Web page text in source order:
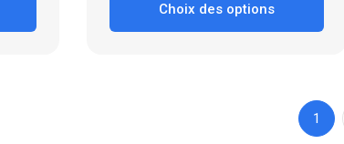
Choix des options
1